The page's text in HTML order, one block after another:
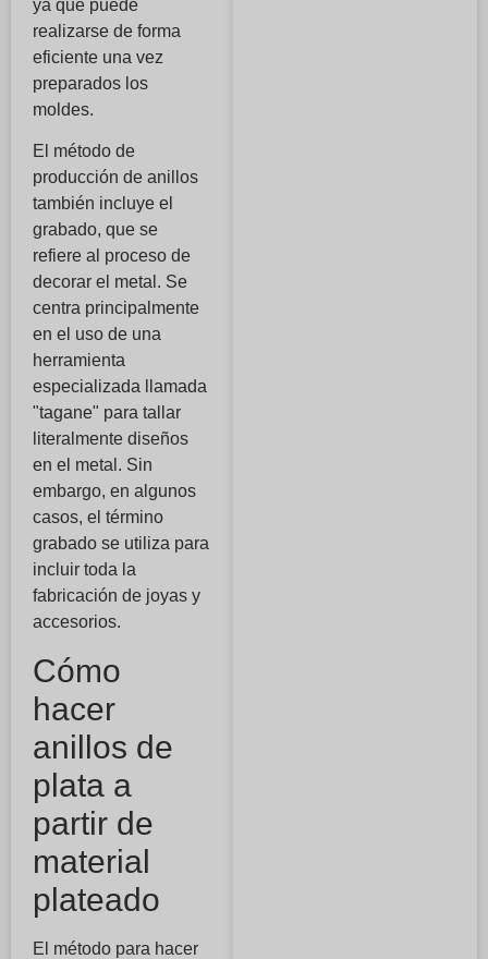
ya que puede
realizarse de forma
eficiente una vez
preparados los
moldes.
El método de
producción de anillos
también incluye el
grabado, que se
refiere al proceso de
decorar el metal. Se
centra principalmente
en el uso de una
herramienta
especializada llamada
"tagane" para tallar
literalmente diseños
en el metal. Sin
embargo, en algunos
casos, el término
grabado se utiliza para
incluir toda la
fabricación de joyas y
accesorios.
Cómo
hacer
anillos de
plata a
partir de
material
plateado
El método para hacer